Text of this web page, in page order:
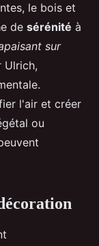
le bois et
de sérénité à
sur
Ulrich,
l'air et créer
ou